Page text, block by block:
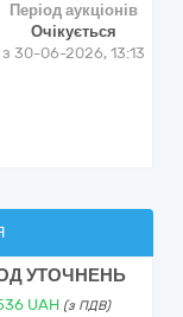
Період аукціонів
Очікується
з30-06-2026, 13:13
УТОЧНЕНЬ
UAH (з ПДВ)